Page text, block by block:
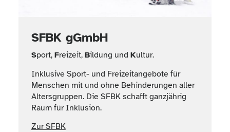
SFBK gGmbH
Sport, Freizeit, Bildung und Kultur.
Inklusive Sport- und Freizeitangebote für
Menschen mit und ohne Behinderungen aller
Altersgruppen. Die SFBK schafft ganzjährig
Raum für Inklusion.
Zur SFBK